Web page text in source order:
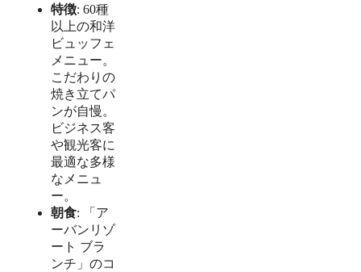
特徴: 60種
以上の和洋
ビュッフェ
メニュー。
こだわりの
焼き立てパ
ンが自慢。
ビジネス客
や観光客に
最適な多様
なメニュ
ー。
朝食: 「ア
ーバンリゾ
ート ブラ
ンチ」のコ